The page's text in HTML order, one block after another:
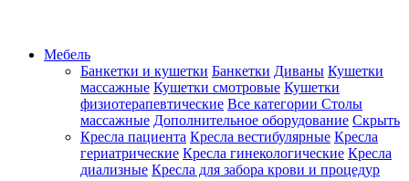
Мебель
Банкетки и кушетки Банкетки Диваны Кушетки
массажные Кушетки смотровые Кушетки
физиотерапевтические Все категории Столы
массажные Дополнительное оборудование Скрыть
Кресла пациента Кресла вестибулярные Кресла
гериатрические Кресла гинекологические Кресла
диализные Кресла для забора крови и процедур